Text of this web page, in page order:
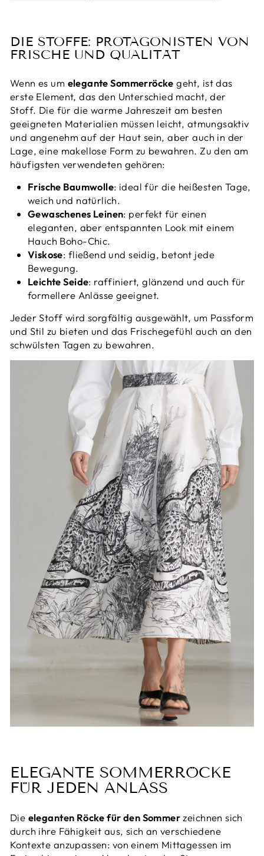
DIE STOFFE: PROTAGONISTEN VON
FRISCHE UND QUALITÄT
Wenn es um elegante Sommerröcke geht, ist das
erste Element, das den Unterschied macht, der
Stoff. Die für die warme Jahreszeit am besten
geeigneten Materialien müssen leicht, atmungsaktiv
und angenehm auf der Haut sein, aber auch in der
Lage, eine makellose Form zu bewahren. Zu den am
häufigsten verwendeten gehören:
Frische Baumwolle: ideal für die heißesten Tage,
weich und natürlich.
Gewaschenes Leinen: perfekt für einen
eleganten, aber entspannten Look mit einem
Hauch Boho-Chic.
Viskose: fließend und seidig, betont jede
Bewegung.
Leichte Seide: raffiniert, glänzend und auch für
formellere Anlässe geeignet.
Jeder Stoff wird sorgfältig ausgewählt, um Passform
und Stil zu bieten und das Frischegefühl auch an den
schwülsten Tagen zu bewahren.
ELEGANTE SOMMERRÖCKE
FÜR JEDEN ANLASS
Die eleganten Röcke für den Sommerzeichnen sich
durch ihre Fähigkeit aus, sich an verschiedene
Kontexte anzupassen: von einem Mittagessen im